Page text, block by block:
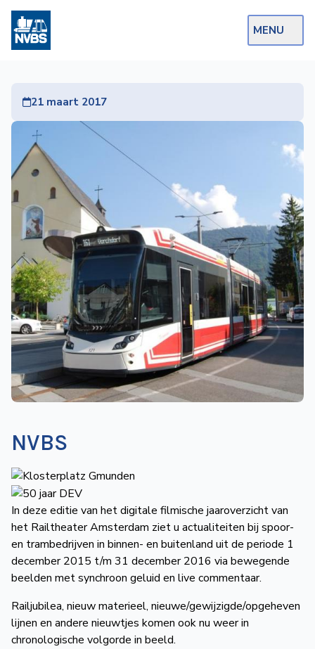
MENU
Op de Rails
NVBS Actueel
Afdelingen
Excursies
Actueel
Ons
aanbod
Over
de
NVBS
Wegwijzer
Mijn
NVBS
21 maart 2017
NVBS
In deze editie van het digitale filmische jaaroverzicht van
het Railtheater Amsterdam ziet u actualiteiten bij spoor-
en trambedrijven in binnen- en buitenland uit de periode 1
december 2015 t/m 31 december 2016 via bewegende
beelden met synchroon geluid en live commentaar.
Railjubilea, nieuw materieel, nieuwe/gewijzigde/opgeheven
lijnen en andere nieuwtjes komen ook nu weer in
chronologische volgorde in beeld.